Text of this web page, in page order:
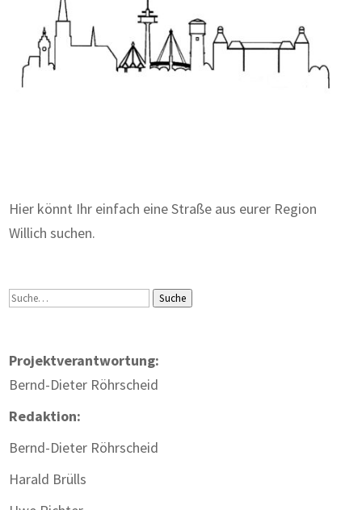
Hier könnt Ihr einfach eine Straße aus eurer Region
Willich suchen.
Suche Suche
Projektverantwortung:
Bernd-Dieter Röhrscheid
Redaktion:
Bernd-Dieter Röhrscheid
Harald Brülls